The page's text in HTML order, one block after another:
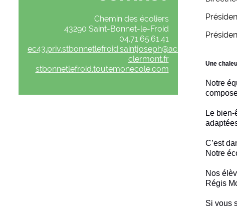
Chemin des écoliers
43290 Saint-Bonnet-le-Froid
04.71.65.61.41
ec43.priv.stbonnetlefroid.saintjoseph@ac-
clermont.fr
stbonnetlefroid.toutemonecole.com
Une
Notre
Le
C’est
Notre
Nos
Régis
Si vous